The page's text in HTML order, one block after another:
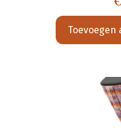
Toevoegen